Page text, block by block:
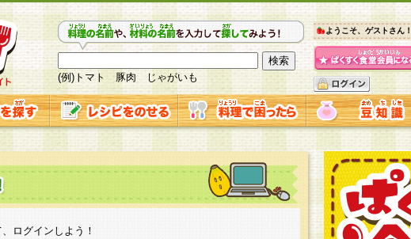
(例)トマト 豚肉 じゃがいも
ようこそ、ゲストさん！
ログインしよう！